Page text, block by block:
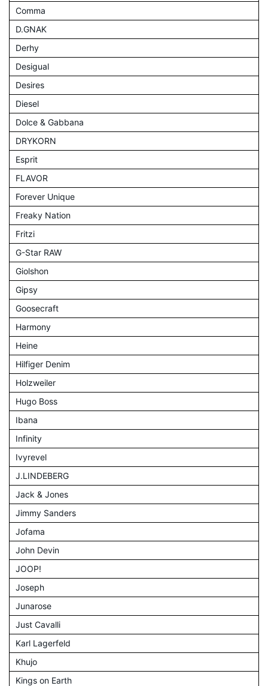
Comma
D.GNAK
Derhy
Desigual
Desires
Diesel
Dolce & Gabbana
DRYKORN
Esprit
FLAVOR
Forever Unique
Freaky Nation
Fritzi
G-Star RAW
Giolshon
Gipsy
Goosecraft
Harmony
Heine
Hilfiger Denim
Holzweiler
Hugo Boss
Ibana
Infinity
Ivyrevel
J.LINDEBERG
Jack & Jones
Jimmy Sanders
Jofama
John Devin
JOOP!
Joseph
Junarose
Just Cavalli
Karl Lagerfeld
Khujo
Kings on Earth